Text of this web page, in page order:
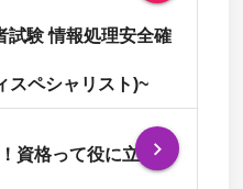
試験 情報処理安全確
スペシャリスト)~
資格って役に立ちま
navigate_next